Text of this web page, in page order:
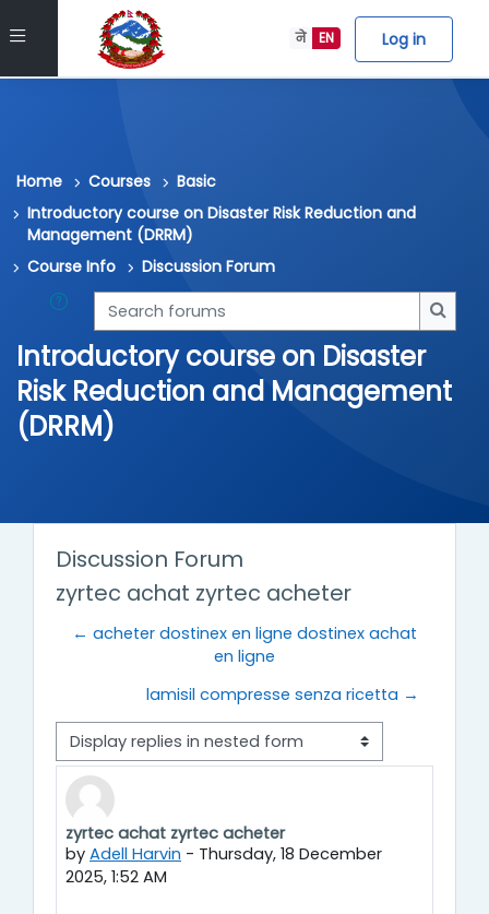
Side panel EN
ने Log in
Skip to main content
Home Courses
Basic
Introductory course on Disaster Risk Reduction and
Management (DRRM)
Course Info
Discussion Forum
Search forums
Introductory course on Disaster
Risk Reduction and Management
(DRRM)
Discussion Forum
zyrtec achat zyrtec acheter
← acheter dostinex en ligne dostinex achat
en ligne
lamisil compresse senza ricetta →
Display mode
zyrtec achat zyrtec acheter
by Adell Harvin - Thursday, 18 December
2025, 1:52 AM
Number of replies: 0